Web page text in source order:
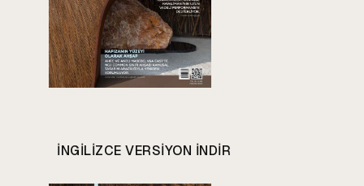
INGILIZCE VERSIYON INDIR